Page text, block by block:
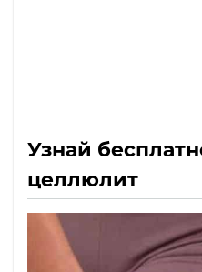
Узнай
целлюлит